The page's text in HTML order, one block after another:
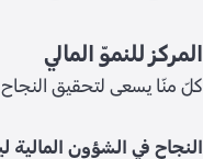
المركز للنموّ المالي
كلّ منّا يسعى لتحقيق النجاح
النجاح في الشؤون